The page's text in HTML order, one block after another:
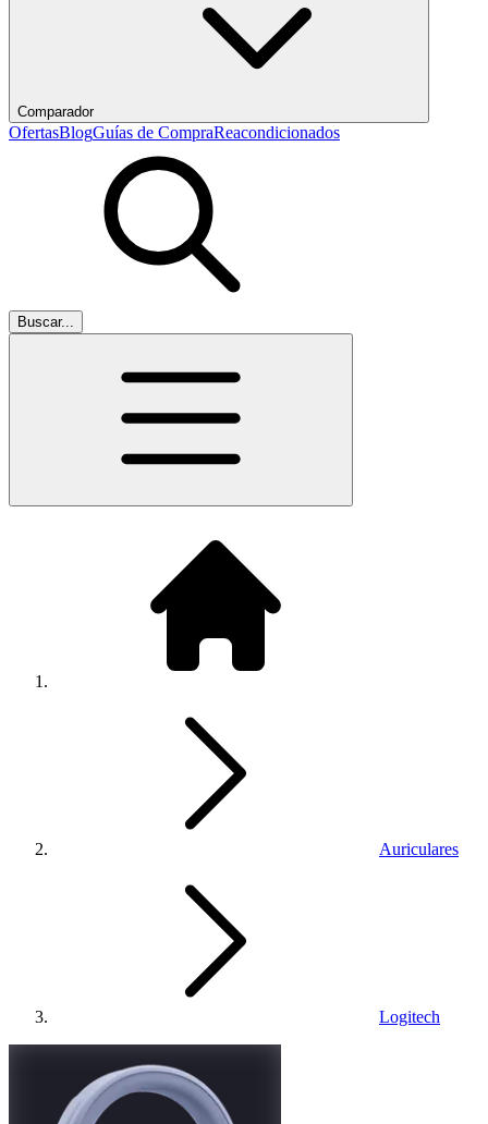
Comparador
OfertasBlogGuías de CompraReacondicionados
Buscar...
Auriculares
Logitech